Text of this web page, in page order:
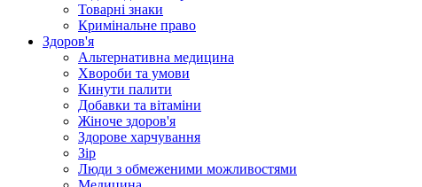
Товарні знаки
Кримінальне право
Здоров'я
Альтернативна медицина
Хвороби та умови
Кинути палити
Добавки та вітаміни
Жіноче здоров'я
Здорове харчування
Зір
Люди з обмеженими можливостями